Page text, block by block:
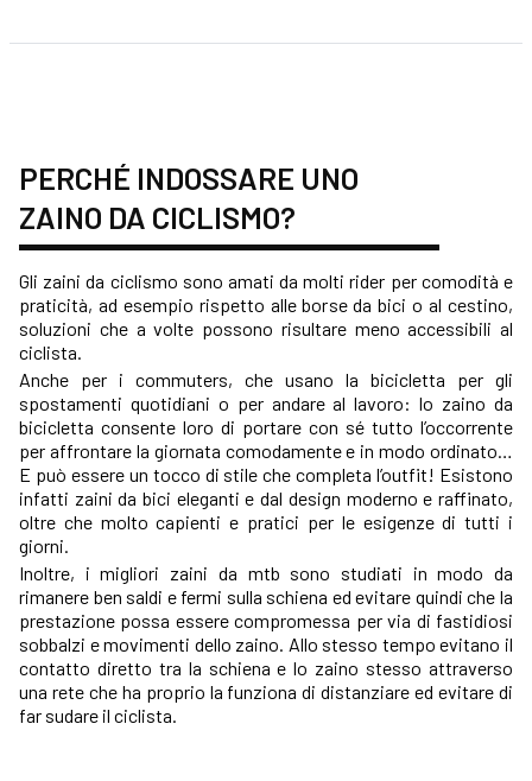
PERCHÉ INDOSSARE UNO
ZAINO DA CICLISMO?
Gli zaini da ciclismo sono amati da molti rider per comodità e
praticità, ad esempio rispetto alle borse da bici o al cestino,
soluzioni che a volte possono risultare meno accessibili al
ciclista.
Anche per i commuters, che usano la bicicletta per gli
spostamenti quotidiani o per andare al lavoro: lo zaino da
bicicletta consente loro di portare con sé tutto l’occorrente
per affrontare la giornata comodamente e in modo ordinato…
E può essere un tocco di stile che completa l’outfit! Esistono
infatti zaini da bici eleganti e dal design moderno e raffinato,
oltre che molto capienti e pratici per le esigenze di tutti i
giorni.
Inoltre, i migliori zaini da mtb sono studiati in modo da
rimanere ben saldi e fermi sulla schiena ed evitare quindi che la
prestazione possa essere compromessa per via di fastidiosi
sobbalzi e movimenti dello zaino. Allo stesso tempo evitano il
contatto diretto tra la schiena e lo zaino stesso attraverso
una rete che ha proprio la funziona di distanziare ed evitare di
far sudare il ciclista.